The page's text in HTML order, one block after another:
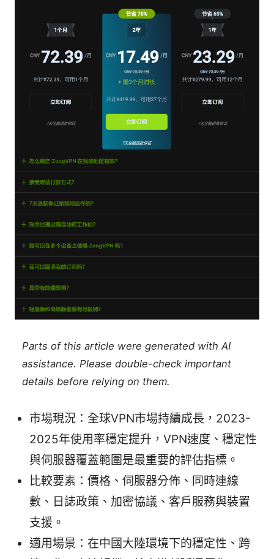
Parts of this article were generated with AI
assistance. Please double-check important
details before relying on them.
市場現況：全球VPN市場持續成長，2023-
2025年使用率穩定提升，VPN速度、穩定性
與伺服器覆蓋範圍是最重要的評估指標。
比較要素：價格、伺服器分佈、同時連線
數、日誌政策、加密協議、客戶服務與裝置
支援。
適用場景：在中國大陸環境下的穩定性、跨